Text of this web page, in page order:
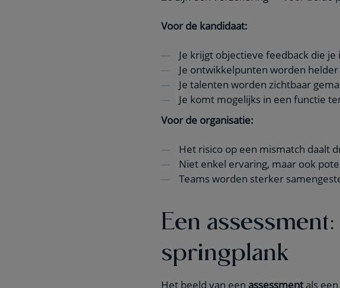
Voor de kandidaat:
Je krijgt objectieve feedback die
Je ontwikkelpunten worden
Je talenten worden zichtbaar
Je komt mogelijks in een functie
Voor de organisatie:
Het risico op een mismatch daalt
Niet enkel ervaring, maar ook
Teams worden sterker
Een
springplank
Het beeld van een assessmentals een